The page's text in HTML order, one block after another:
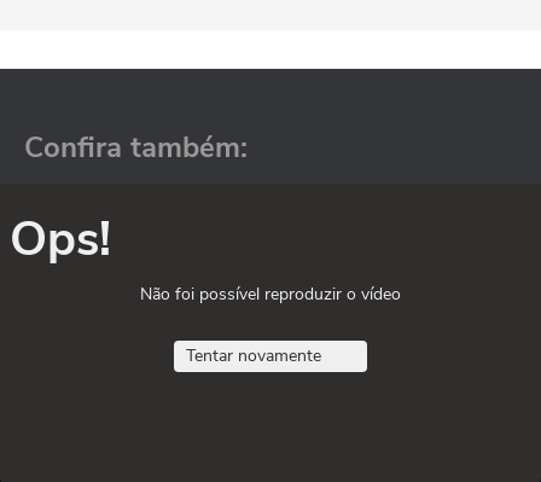
Confira também:
Ops!
Não foi possível reproduzir o vídeo
Tentar novamente